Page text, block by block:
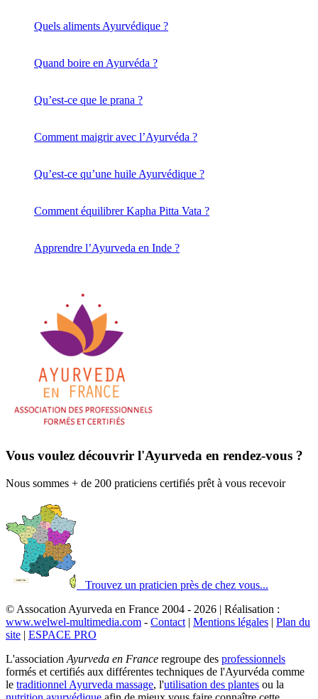
Quels aliments Ayurvédique ?
Quand boire en Ayurvéda ?
Qu’est-ce que le prana ?
Comment maigrir avec l’Ayurvéda ?
Qu’est-ce qu’une huile Ayurvédique ?
Comment équilibrer Kapha Pitta Vata ?
Apprendre l’Ayurveda en Inde ?
Vous voulez découvrir l'Ayurveda en rendez-vous ?
Nous sommes + de 200 praticiens certifiés prêt à vous recevoir
Trouvez un praticien près de chez vous...
© Assocation Ayurveda en France 2004 - 2026 | Réalisation :
www.welwel-multimedia.com - Contact | Mentions légales | Plan du
site | ESPACE PRO
L'association Ayurveda en France regroupe des professionnels
formés et certifiés aux différentes techniques de l'Ayurvéda comme
le traditionnel Ayurveda massage, l'utilisation des plantes ou la